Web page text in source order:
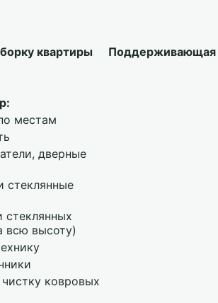
квартиры
Поддерживающая
местам
дверные
стеклянные
стеклянных
всю высоту)
ковровых